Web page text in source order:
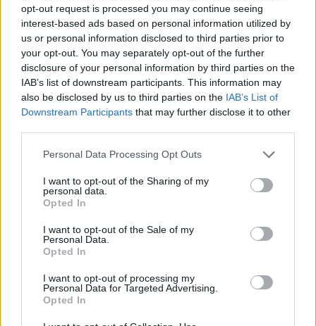
opt-out request is processed you may continue seeing
interest-based ads based on personal information utilized by
us or personal information disclosed to third parties prior to
your opt-out. You may separately opt-out of the further
disclosure of your personal information by third parties on the
IAB’s list of downstream participants. This information may
also be disclosed by us to third parties on the IAB’s List of
Downstream Participants that may further disclose it to other
Personal Data Processing Opt Outs
I want to opt-out of the Sharing of my
personal data.
Opted In
I want to opt-out of the Sale of my
Personal Data.
Opted In
I want to opt-out of processing my
Personal Data for Targeted Advertising.
Opted In